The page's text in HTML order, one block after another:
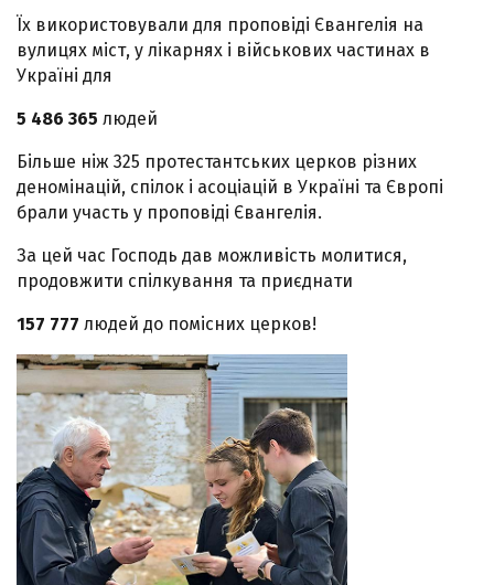
Їх використовували для проповіді Євангелія на
вулицях міст, у лікарнях і військових частинах в
Україні для
5 486 365 людей
Більше ніж 325 протестантських церков різних
деномінацій, спілок і асоціацій в Україні та Європі
брали участь у проповіді Євангелія.
За цей час Господь дав можливість молитися,
продовжити спілкування та приєднати
157 777 людей до помісних церков!